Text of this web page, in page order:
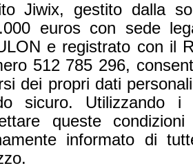
Jiwix, gestito dalla
euros con sede
e registrato con il
512 785 296,
dei propri dati
sicuro. Utilizzando
queste
informato di